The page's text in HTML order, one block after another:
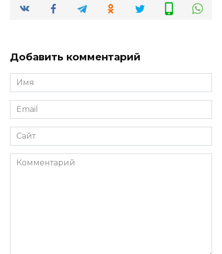
Добавить комментарий
Имя
*
Email
*
Сайт
Комментарий